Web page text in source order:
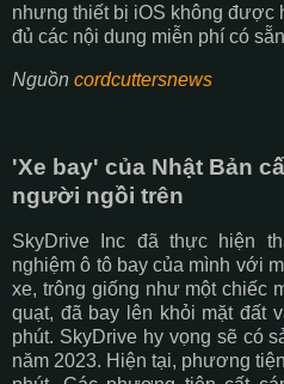
nhưng thiết bị iOS không được
đủ các nội dung miễn phí có
Nguồn cordcuttersnews
'Xe bay' của Nhật Bản
người ngồi trên
SkyDrive Inc đã thực hiện
nghiệm ô tô bay của mình với
xe, trông giống như một chiếc
quạt, đã bay lên khỏi mặt đất
phút. SkyDrive hy vọng sẽ có
năm 2023. Hiện tại, phương